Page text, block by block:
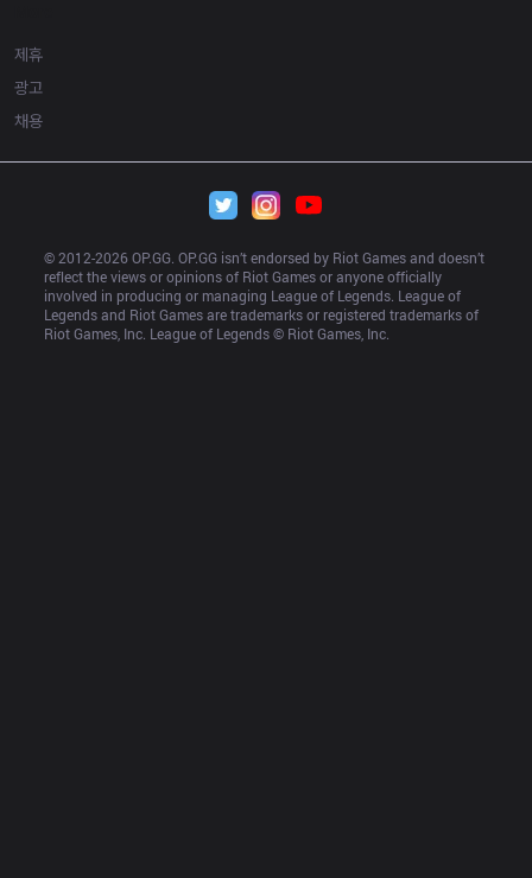
제휴
광고
채용
© 2012-2026 OP.GG. OP.GG isn’t endorsed by Riot Games and doesn’t
reflect the views or opinions of Riot Games or anyone officially
involved in producing or managing League of Legends. League of
Legends and Riot Games are trademarks or registered trademarks of
Riot Games, Inc. League of Legends © Riot Games, Inc.